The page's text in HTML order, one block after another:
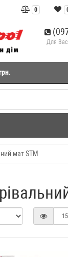
0
Для
мат STM